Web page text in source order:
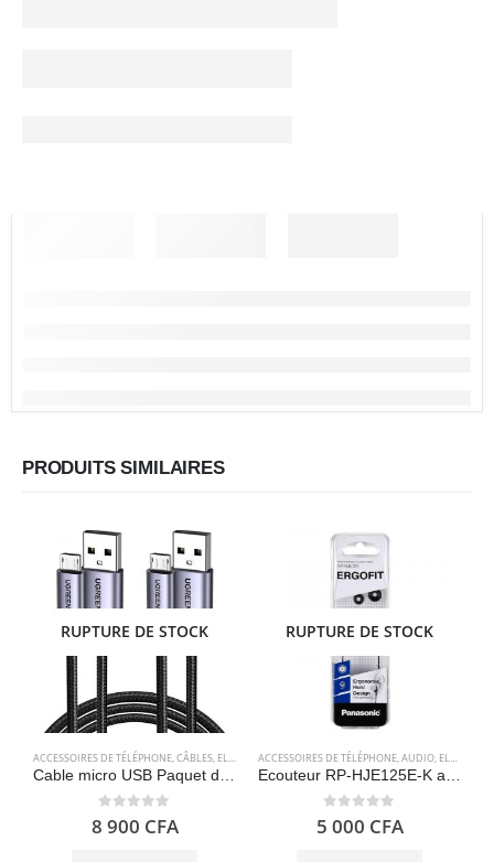
PRODUITS SIMILAIRES
RUPTURE DE STOCK
ACCESSOIRES DE TÉLÉPHONE,CÂBLES, ELECTRONIQUES
Cable micro USB Paquet de 2 câbles micro USB UGREEN
0 out of 5
8 900 CFA
RUPTURE DE STOCK
ACCESSOIRES DE TÉLÉPHONE,AUDIO, ELECTRONIQUES
Ecouteur RP-HJE125E-K avec câble intra-auriculaire – Noir – Panasonic
0 out of 5
5 000 CFA